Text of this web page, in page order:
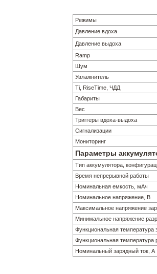
Режимы
Давление вдоха
Давление выдоха
Ramp
Шум
Увлажнитель
Ti, RiseTime, ЧДД
Габариты
Вес
Триггеры вдоха-выдоха
Сигнализации
Мониторинг
Параметры
Тип аккумулятора,
Время непрерывной работы
Номинальная емкость, мАч
Номинальное напряжение, В
Максимальное напряжение
Минимальное напряжение
Функциональная температура
Функциональная температура
Номинальный зарядный ток, А